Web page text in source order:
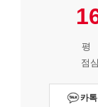
평
점
카